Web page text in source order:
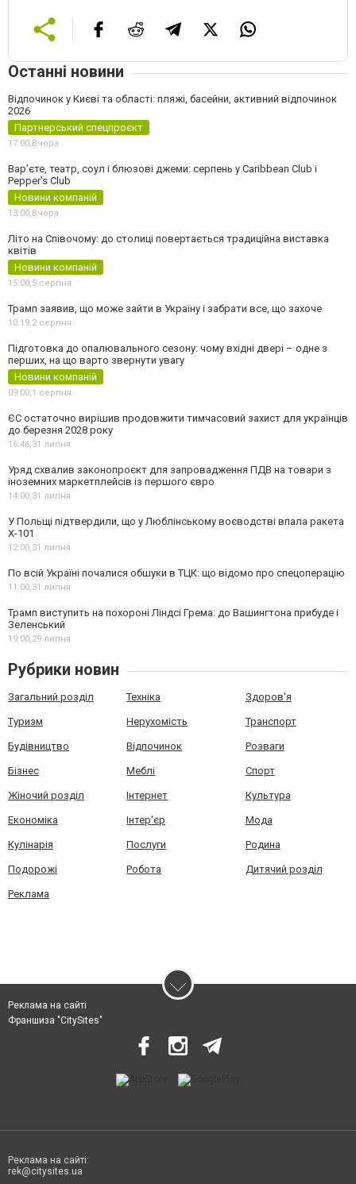
Останні новини
Відпочинок у Києві та області: пляжі, басейни, активний відпочинок
2026
Партнерський спецпроєкт
17:00, Вчора
Вар’єте, театр, соул і блюзові джеми: серпень у Caribbean Club і
Pepper's Club
Новини компаній
13:00, Вчора
Літо на Співочому: до столиці повертається традиційна виставка
квітів
Новини компаній
15:00,5 серпня
Трамп заявив, що може зайти в Україну і забрати все, що захоче
10:19,2 серпня
Підготовка до опалювального сезону: чому вхідні двері – одне з
перших, на що варто звернути увагу
Новини компаній
09:00,1 серпня
ЄС остаточно вирішив продовжити тимчасовий захист для українців
до березня 2028 року
16:46,31 липня
Уряд схвалив законопроєкт для запровадження ПДВ на товари з
іноземних маркетплейсів із першого євро
14:00,31 липня
У Польщі підтвердили, що у Люблінському воєводстві впала ракета
Х-101
12:00,31 липня
По всій Україні почалися обшуки в ТЦК: що відомо про спецоперацію
11:00,31 липня
Трамп виступить на похороні Ліндсі Грема: до Вашингтона прибуде і
Зеленський
19:00,29 липня
Рубрики новин
Загальний розділ Техніка Здоров'я
Туризм Нерухомість Транспорт
Будівництво Відпочинок Розваги
Бізнес Меблі Спорт
Жіночий розділ Інтернет Культура
Економіка Інтер'єр Мода
Кулінарія Послуги Родина
Подорожі Робота Дитячий розділ
Реклама
Реклама на сайті
Франшиза "CitySites"
Реклама на сайті:
rek@citysites.ua